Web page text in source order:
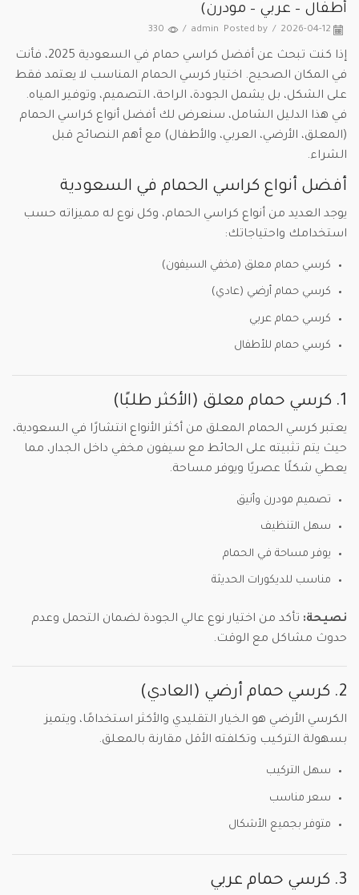
أطفال – عربي – مودرن)
/
Posted by
admin
/
330
إذا كنت تبحث عن أفضل كراسي حمام في السعودية 2025، فأنت
في المكان الصحيح. اختيار كرسي الحمام المناسب لا يعتمد فقط
على الشكل، بل يشمل الجودة، الراحة، التصميم، وتوفير المياه.
في هذا الدليل الشامل، سنعرض لك أفضل أنواع كراسي الحمام
(المعلق، الأرضي، العربي، والأطفال) مع أهم النصائح قبل
الشراء.
أفضل أنواع كراسي الحمام في السعودية
يوجد العديد من أنواع كراسي الحمام، وكل نوع له مميزاته حسب
استخدامك واحتياجاتك:
كرسي حمام معلق (مخفي السيفون)
كرسي حمام أرضي (عادي)
كرسي حمام عربي
كرسي حمام للأطفال
1. كرسي حمام معلق (الأكثر طلبًا)
يعتبر كرسي الحمام المعلق من أكثر الأنواع انتشارًا في السعودية،
حيث يتم تثبيته على الحائط مع سيفون مخفي داخل الجدار، مما
يعطي شكلًا عصريًا ويوفر مساحة.
تصميم مودرن وأنيق
سهل التنظيف
يوفر مساحة في الحمام
مناسب للديكورات الحديثة
نصيحة: تأكد من اختيار نوع عالي الجودة لضمان التحمل وعدم
حدوث مشاكل مع الوقت.
2. كرسي حمام أرضي (العادي)
الكرسي الأرضي هو الخيار التقليدي والأكثر استخدامًا، ويتميز
بسهولة التركيب وتكلفته الأقل مقارنة بالمعلق.
سهل التركيب
سعر مناسب
متوفر بجميع الأشكال
3. كرسي حمام عربي